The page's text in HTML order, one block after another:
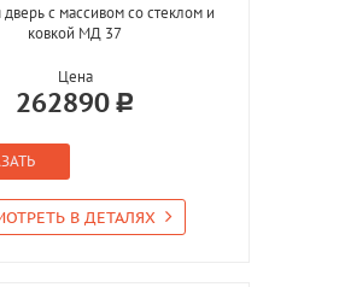
с массивом со стеклом и
ковкой МД 37
Цена
262890
В ДЕТАЛЯХ